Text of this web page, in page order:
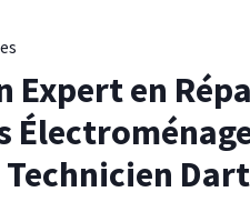
Expert en